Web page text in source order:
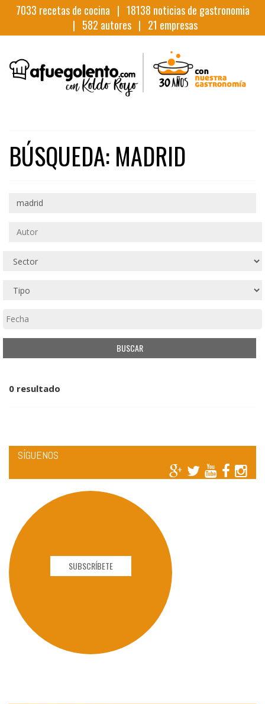
7033 recetas de cocina | 18138 noticias de gastronomia
| 582 autores | 21 empresas
BÚSQUEDA: MADRID
0 resultado
SÍGUENOS
SUBSCRÍBETE